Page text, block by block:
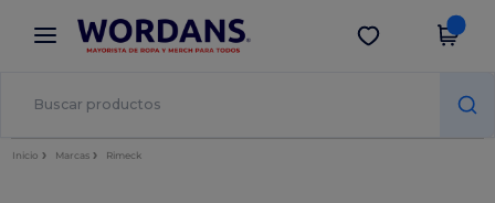
× App de Wordans
¡Mejores precios en app!
Descargar app
Inicio Marcas Rimeck